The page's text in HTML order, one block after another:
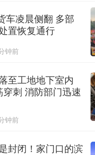
车凌晨侧翻 多部
置恢复通行
钟前
至工地地下室内
穿刺 消防部门迅速
钟前
封闭！家门口的滨